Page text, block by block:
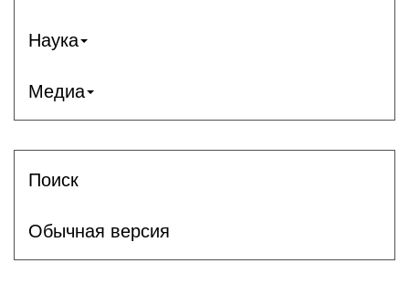
Наука
Медиа
Поиск
Обычная версия